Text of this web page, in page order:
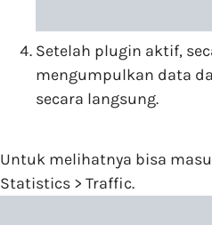
Setelah plugin aktif,
mengumpulkan data
secara langsung.
Untuk melihatnya bisa
Statistics > Traffic.